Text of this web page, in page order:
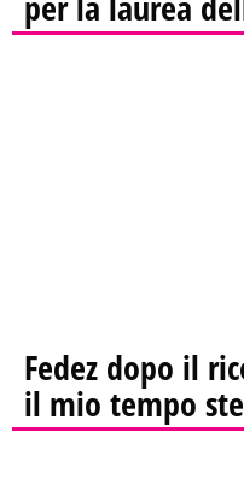
Fedez dopo il
il mio tempo